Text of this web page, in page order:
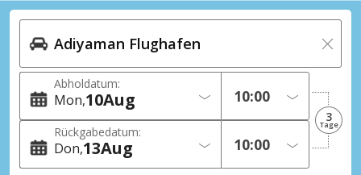
Abholdatum:
Mon 10Aug
Rückgabedatum:
Don 13Aug
3
Tage